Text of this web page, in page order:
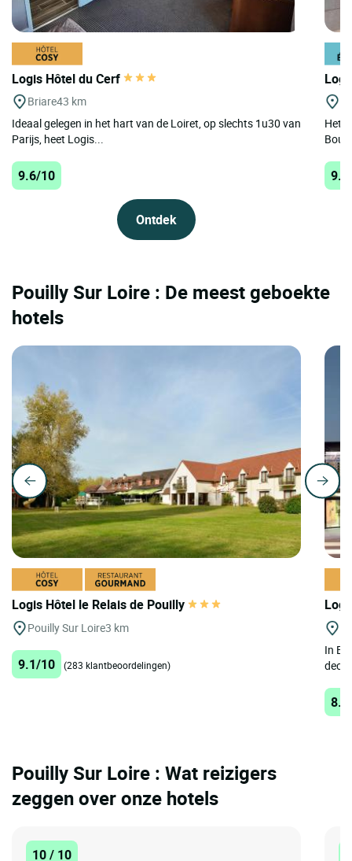
Logis Hôtel du Cerf
Briare43 km
Ideaal gelegen in het hart van de Loiret, op slechts 1u30 van
Parijs, heet Logis...
9.6/10
Ontdek
Het
Pouilly Sur Loire : De meest geboekte
hotels
Logis Hôtel le Relais de Pouilly
Pouilly Sur Loire3 km
9.1/10 (283 klantbeoordelingen)
In
Pouilly Sur Loire : Wat reizigers
zeggen over onze hotels
10 / 10